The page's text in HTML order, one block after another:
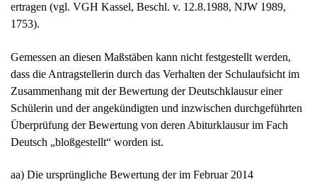
ertragen (vgl. VGH Kassel, Beschl. v. 12.8.1988, NJW 1989,
1753).
Gemessen an diesen Maßstäben kann nicht festgestellt werden,
dass die Antragstellerin durch das Verhalten der Schulaufsicht im
Zusammenhang mit der Bewertung der Deutschklausur einer
Schülerin und der angekündigten und inzwischen durchgeführten
Überprüfung der Bewertung von deren Abiturklausur im Fach
Deutsch „bloßgestellt“ worden ist.
aa) Die ursprüngliche Bewertung der im Februar 2014